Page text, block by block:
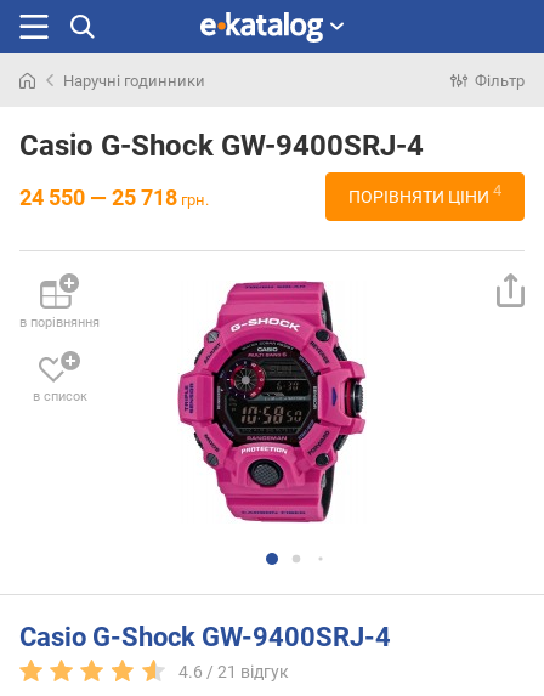
раніше
Наручні годинники Фільтр
Casio G-Shock GW-9400SRJ-4
24 550 — 25 718 грн. ПОРІВНЯТИ ЦІНИ 4
в порівняння
в список
Casio G-Shock GW-9400SRJ-4
4.6 /21 відгук